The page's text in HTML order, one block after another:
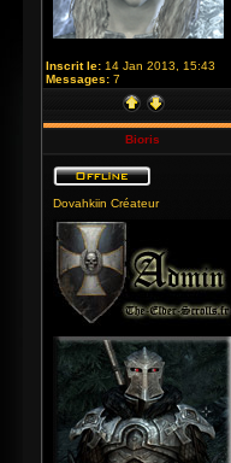
Inscrit le: 14 Jan 2013, 15:43
Messages: 7
Bioris
Dovahkiin Créateur